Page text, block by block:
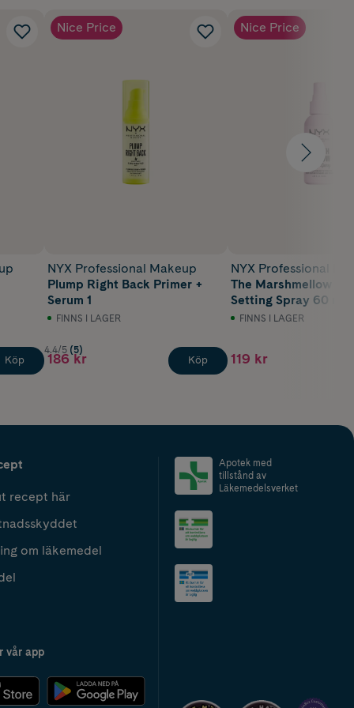
Köp
Nice Price
NYX Professional Makeup
Plump Right Back Primer +
Serum 1
FINNS I LAGER
4.4/5 (5)
186 kr Köp
Nice Price
NYX Professional
The Marshmellow
Setting Spray 60 ml
FINNS I LAGER
119 kr
recept här
om läkemedel
vår app
Apotek med
tillstånd av
Läkemedelsverket